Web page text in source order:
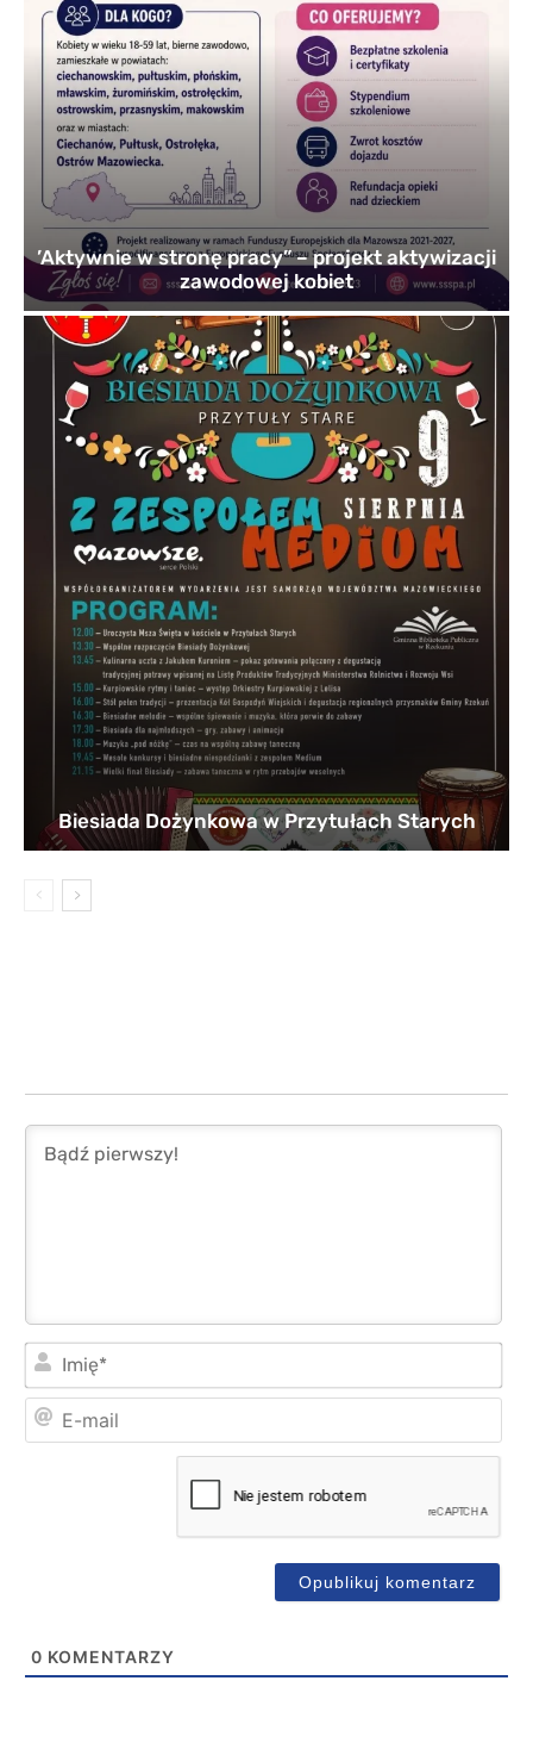
’Aktywnie w stronę pracy” – projekt aktywizacji
zawodowej kobiet
Biesiada Dożynkowa w Przytułach Starych
0 KOMENTARZY